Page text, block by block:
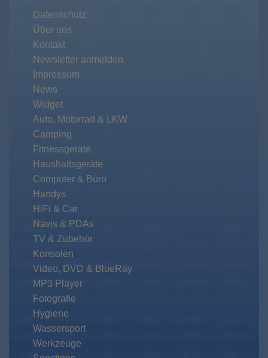
Datenschutz
Über uns
Kontakt
Newsletter anmelden
Impressum
News
Widget
Auto, Motorrad & LKW
Camping
Fitnessgeräte
Haushaltsgeräte
Computer & Büro
Handys
HiFi & Car
Navis & PDAs
TV & Zubehör
Konsolen
Video, DVD & BlueRay
MP3 Player
Fotografie
Hygiene
Wassersport
Werkzeuge